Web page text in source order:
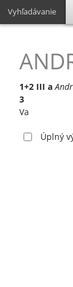
Vyhľadávanie
1+2 III a
3
Va
Úplný